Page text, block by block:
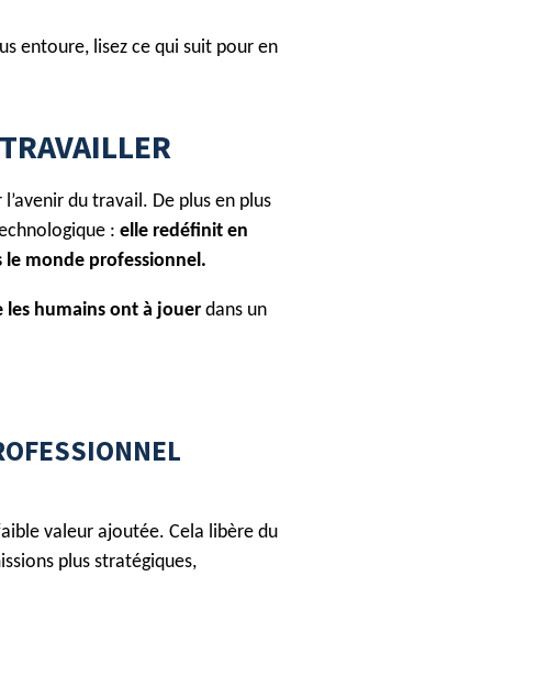
entoure, lisez ce qui suit pour en
du travail. De plus en plus
: elle redéfinit en
le monde professionnel.
les humains ont à jouerdans un
valeur ajoutée. Cela libère du
plus stratégiques,